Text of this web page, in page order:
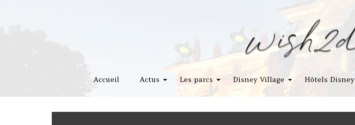
Accueil Actus Les parcs Disney Village Hôtels Disney